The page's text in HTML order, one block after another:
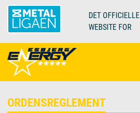
DET OFFICIELLE
WEBSITE FOR
ORDENSREGLEMENT